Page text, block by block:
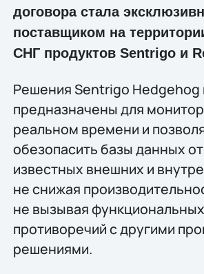
договора стала
поставщиком на
СНГ продуктов Sentrigo и
Решения Sentrigo Hedgehog
предназначены для
реальном времени и
обезопасить базы данных
известных внешних и
не снижая
не вызывая функциональных
противоречий с другими
решениями.